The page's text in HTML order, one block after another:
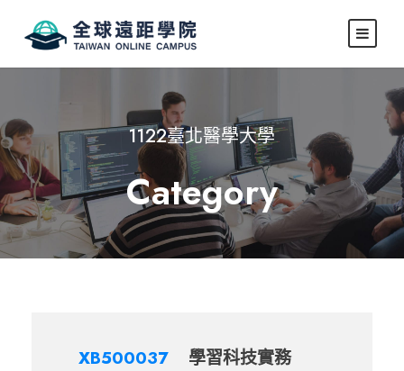
1122臺北醫學大學
Category
XB500037 學習科技實務